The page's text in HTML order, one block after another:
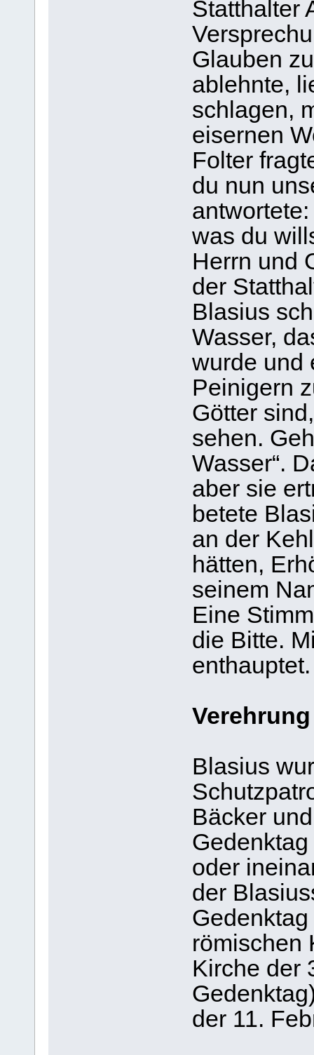
Statthalter
Glauben
ablehnte,
schlagen,
eisernen
Folter
du nun
was du
Herrn und
der
Blasius
Wasser,
wurde und
Peinigern
Götter
sehen.
Wasser“.
aber sie
betete
an der
hätten,
seinem
Eine
die Bitte.
enthauptet.
Verehrung
Blasius
Bäcker
oder
der
römischen
Kirche der
der 11.